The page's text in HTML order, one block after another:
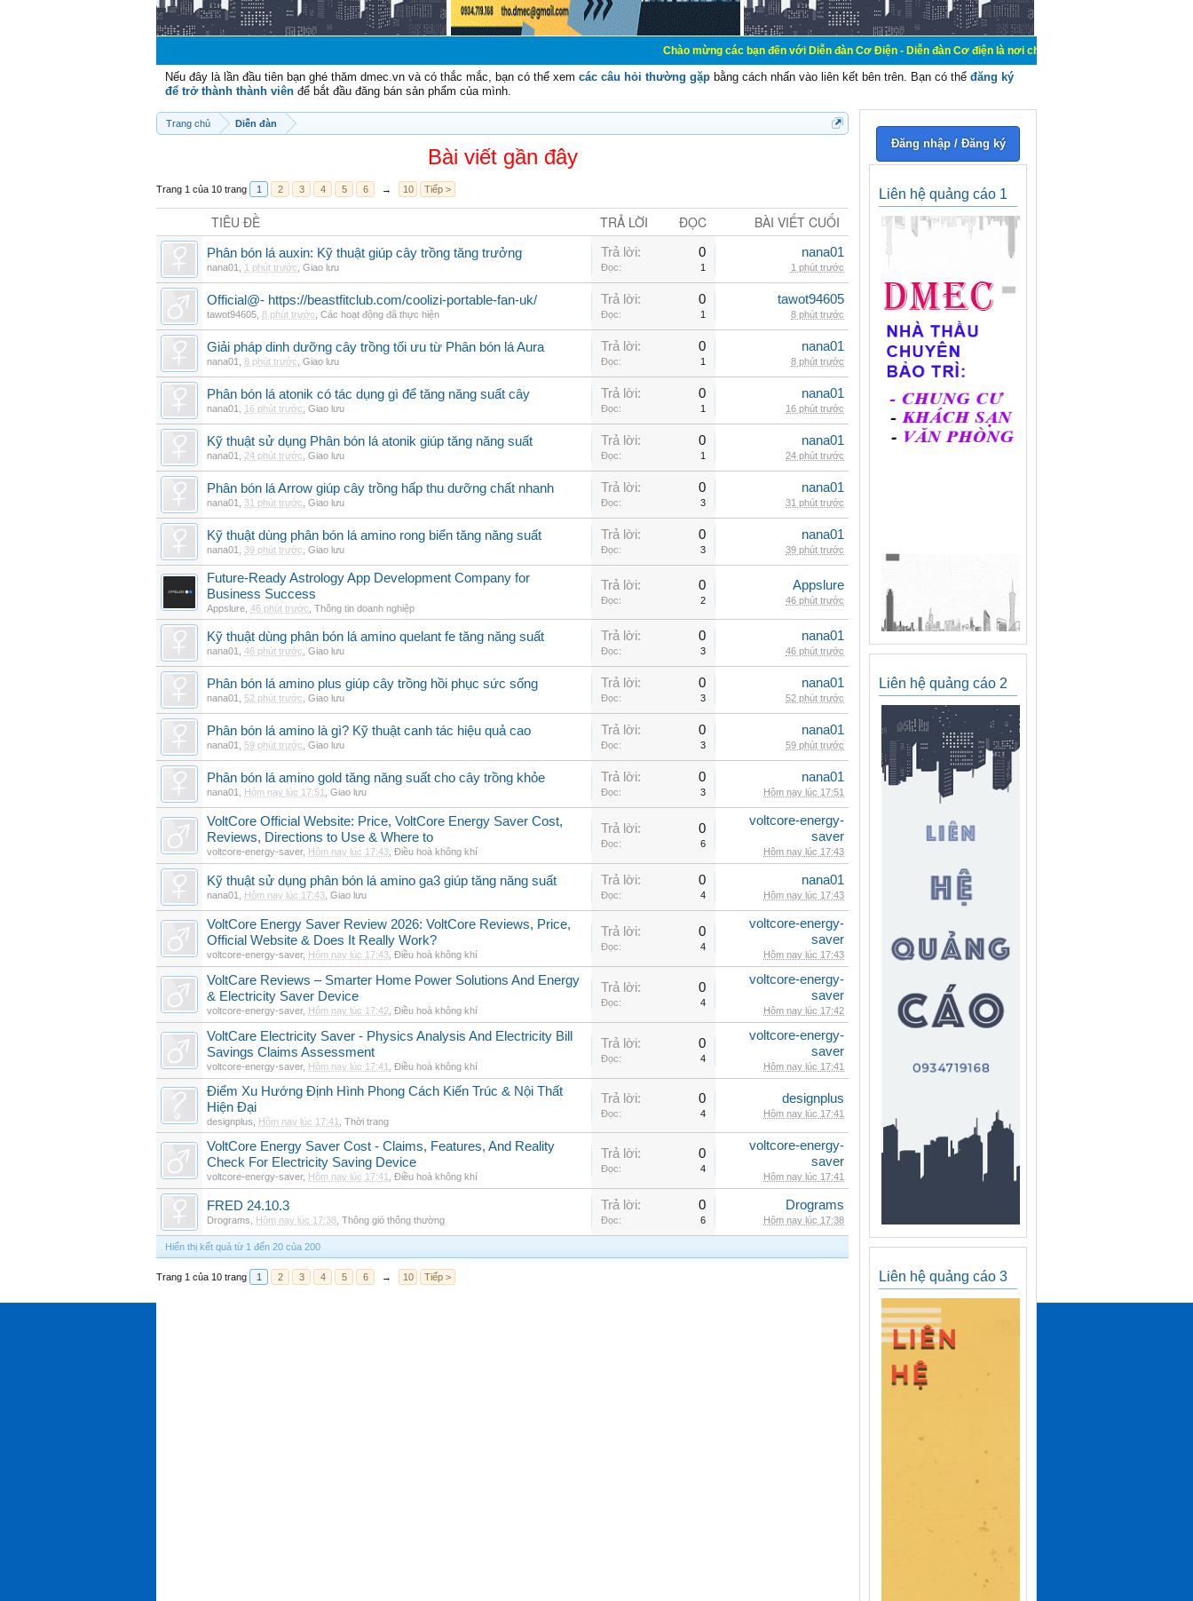
Chào mừng các bạn đến với Diễn đàn Cơ Điện - Diễn đàn Cơ điện là nơi chia sẽ kiến thức kinh nghiệm trong lãnh
Nếu đây là lần đầu tiên bạn ghé thăm dmec.vn và có thắc mắc, bạn có thể xem các câu hỏi thường gặp bằng cách nhấn vào liên kết bên trên. Bạn có thể đăng ký
để trở thành thành viên để bắt đầu đăng bán sản phẩm của mình.
Trang chủ Diễn đàn
Bài viết gần đây
Trang 1 của 10 trang 1 2 3 4 5 6 → 10 Tiếp >
TIÊU ĐỀ TRẢ LỜI ĐỌC BÀI VIẾT CUỐI
Phân bón lá auxin: Kỹ thuật giúp cây trồng tăng trưởng
nana01 1 phút trước Giao lưu
Trả lời: 0
Đọc: 1
nana01
1 phút trước
Official@- https://beastfitclub.com/coolizi-portable-fan-uk/
tawot94605 8 phút trước Các hoạt động đã thực hiện
Trả lời: 0
Đọc: 1
tawot94605
8 phút trước
Giải pháp dinh dưỡng cây trồng tối ưu từ Phân bón lá Aura
nana01 8 phút trước Giao lưu
Trả lời: 0
Đọc: 1
nana01
8 phút trước
Phân bón lá atonik có tác dụng gì để tăng năng suất cây
nana01 16 phút trước Giao lưu
Trả lời: 0
Đọc: 1
nana01
16 phút trước
Kỹ thuật sử dụng Phân bón lá atonik giúp tăng năng suất
nana01 24 phút trước Giao lưu
Trả lời: 0
Đọc: 1
nana01
24 phút trước
Phân bón lá Arrow giúp cây trồng hấp thu dưỡng chất nhanh
nana01 31 phút trước Giao lưu
Trả lời: 0
Đọc: 3
nana01
31 phút trước
Kỹ thuật dùng phân bón lá amino rong biển tăng năng suất
nana01 39 phút trước Giao lưu
Trả lời: 0
Đọc: 3
nana01
39 phút trước
Future-Ready Astrology App Development Company for
Business Success
Appslure 46 phút trước Thông tin doanh nghiệp
Trả lời: 0
Đọc: 2
Appslure
46 phút trước
Kỹ thuật dùng phân bón lá amino quelant fe tăng năng suất
nana01 46 phút trước Giao lưu
Trả lời: 0
Đọc: 3
nana01
46 phút trước
Phân bón lá amino plus giúp cây trồng hồi phục sức sống
nana01 52 phút trước Giao lưu
Trả lời: 0
Đọc: 3
nana01
52 phút trước
Phân bón lá amino là gì? Kỹ thuật canh tác hiệu quả cao
nana01 59 phút trước Giao lưu
Trả lời: 0
Đọc: 3
nana01
59 phút trước
Phân bón lá amino gold tăng năng suất cho cây trồng khỏe
nana01 Hôm nay lúc 17:51 Giao lưu
Trả lời: 0
Đọc: 3
nana01
Hôm nay lúc 17:51
VoltCore Official Website: Price, VoltCore Energy Saver Cost,
Reviews, Directions to Use & Where to
voltcore-energy-saver, Hôm nay lúc 17:43 Điều hoà không khí
Trả lời: 0
Đọc: 6
voltcore-energy-
saver
Hôm nay lúc 17:43
Kỹ thuật sử dụng phân bón lá amino ga3 giúp tăng năng suất
nana01 Hôm nay lúc 17:43 Giao lưu
Trả lời: 0
Đọc: 4
nana01
Hôm nay lúc 17:43
VoltCore Energy Saver Review 2026: VoltCore Reviews, Price,
Official Website & Does It Really Work?
voltcore-energy-saver, Hôm nay lúc 17:43 Điều hoà không khí
Trả lời: 0
Đọc: 4
voltcore-energy-
saver
Hôm nay lúc 17:43
VoltCare Reviews – Smarter Home Power Solutions And Energy
& Electricity Saver Device
voltcore-energy-saver, Hôm nay lúc 17:42 Điều hoà không khí
Trả lời: 0
Đọc: 4
voltcore-energy-
saver
Hôm nay lúc 17:42
VoltCare Electricity Saver - Physics Analysis And Electricity Bill
Savings Claims Assessment
voltcore-energy-saver, Hôm nay lúc 17:41 Điều hoà không khí
Trả lời: 0
Đọc: 4
voltcore-energy-
saver
Hôm nay lúc 17:41
Điểm Xu Hướng Định Hình Phong Cách Kiến Trúc & Nội Thất
Hiện Đại
designplus Hôm nay lúc 17:41 Thời trang
Trả lời: 0
Đọc: 4
designplus
Hôm nay lúc 17:41
VoltCore Energy Saver Cost - Claims, Features, And Reality
Check For Electricity Saving Device
voltcore-energy-saver, Hôm nay lúc 17:41 Điều hoà không khí
Trả lời: 0
Đọc: 4
voltcore-energy-
saver
Hôm nay lúc 17:41
FRED 24.10.3
Drograms Hôm nay lúc 17:38 Thông gió thông thường
Trả lời: 0
Đọc: 6
Drograms
Hôm nay lúc 17:38
Hiển thị kết quả từ 1 đến 20 của 200
Trang 1 của 10 trang 1 2 3 4 5 6 → 10 Tiếp >
Đăng nhập / Đăng ký
Liên hệ quảng cáo 1
Liên hệ quảng cáo 2
Liên hệ quảng cáo 3